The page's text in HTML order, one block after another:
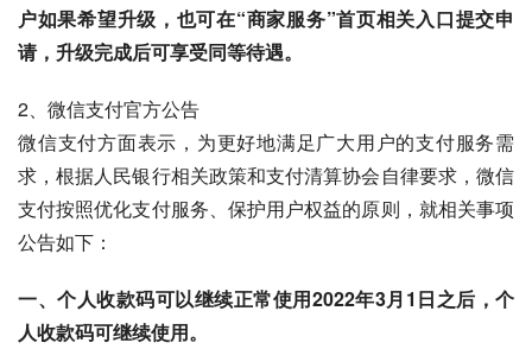
户如果希望升级，也可在“商家服务”首页相关入口提交申
请，升级完成后可享受同等待遇。
2、微信支付官方公告
微信支付方面表示，为更好地满足广大用户的支付服务需
求，根据人民银行相关政策和支付清算协会自律要求，微信
支付按照优化支付服务、保护用户权益的原则，就相关事项
公告如下：
一、个人收款码可以继续正常使用2022年3月1日之后，个
人收款码可继续使用。